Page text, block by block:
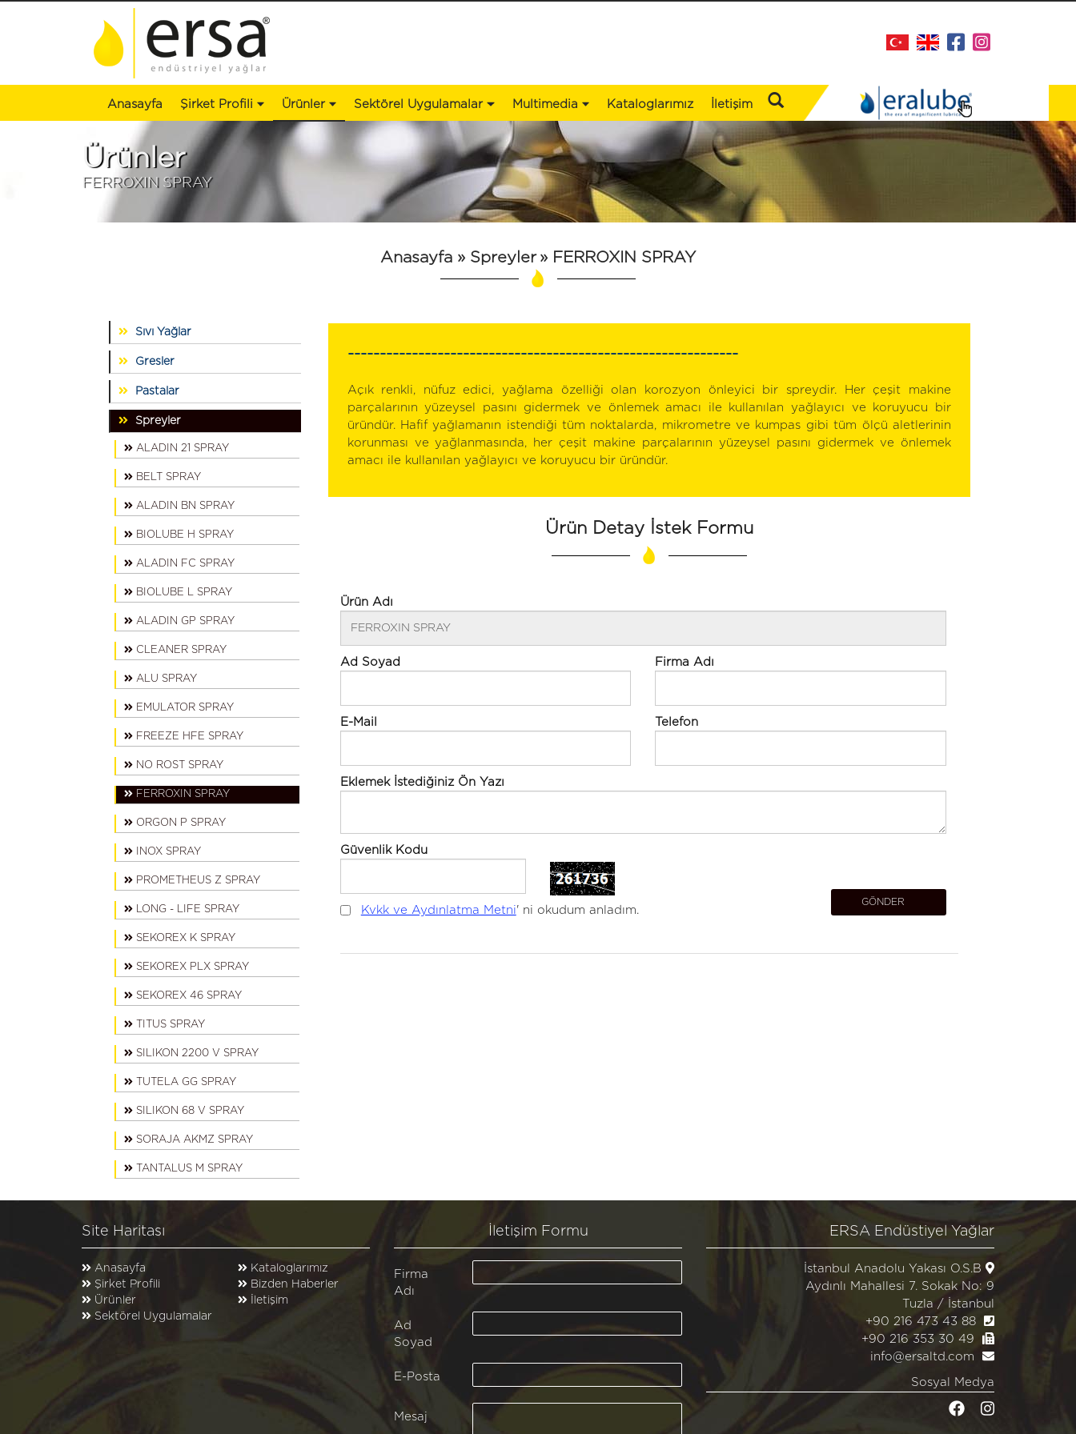
Anasayfa Şirket Profili Ürünler Sektörel Uygulamalar Multimedia Kataloglarımız İletişim
Ürünler
FERROXIN SPRAY
Anasayfa » Spreyler » FERROXIN SPRAY
Sıvı Yağlar
Gresler
Pastalar
Spreyler
ALADIN 21 SPRAY
BELT SPRAY
ALADIN BN SPRAY
BIOLUBE H SPRAY
ALADIN FC SPRAY
BIOLUBE L SPRAY
ALADIN GP SPRAY
CLEANER SPRAY
ALU SPRAY
EMULATOR SPRAY
FREEZE HFE SPRAY
NO ROST SPRAY
FERROXIN SPRAY
ORGON P SPRAY
INOX SPRAY
PROMETHEUS Z SPRAY
LONG - LIFE SPRAY
SEKOREX K SPRAY
SEKOREX PLX SPRAY
SEKOREX 46 SPRAY
TITUS SPRAY
SILIKON 2200 V SPRAY
TUTELA GG SPRAY
SILIKON 68 V SPRAY
SORAJA AKMZ SPRAY
TANTALUS M SPRAY
-------------------------------------------------------------
Açık renkli, nüfuz edici, yağlama özelliği olan korozyon önleyici bir spreydir. Her çeşit makine
parçalarının yüzeysel pasını gidermek ve önlemek amacı ile kullanılan yağlayıcı ve koruyucu bir
üründür. Hafif yağlamanın istendiği tüm noktalarda, mikrometre ve kumpas gibi tüm ölçü aletlerinin
korunması ve yağlanmasında, her çeşit makine parçalarının yüzeysel pasını gidermek ve önlemek
amacı ile kullanılan yağlayıcı ve koruyucu bir üründür.
Ürün Detay İstek Formu
Ürün Adı
Ad Soyad Firma Adı
E-Mail Telefon
Eklemek İstediğiniz Ön Yazı
Güvenlik Kodu
Kvkk ve Aydınlatma Metni' ni okudum anladım.
Site Haritası
Anasayfa
Şirket Profili
Ürünler
Sektörel Uygulamalar
Kataloglarımız
Bizden Haberler
İletişim
İletişim Formu
Firma
Adı
Ad
Soyad
E-Posta
Mesaj
ERSA Endüstiyel Yağlar
İstanbul Anadolu Yakası O.S.B
Aydınlı Mahallesi 7. Sokak No: 9
Tuzla / İstanbul
+90 216 473 43 88
+90 216 353 30 49
info@ersaltd.com
Sosyal Medya